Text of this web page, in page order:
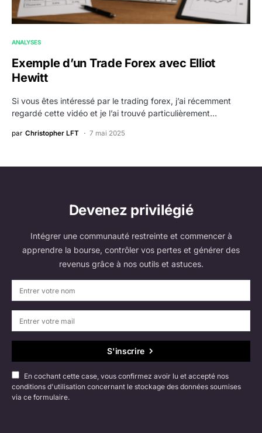
ANALYSES
Exemple d’un Trade Forex avec Elliot
Hewitt
Si vous êtes intéressé par le trading forex, j’ai récemment
regardé cette vidéo et je l’ai trouvé particulièrement…
par Christopher LFT 7 mai 2025
Devenez privilégié
Intégrer une communauté restreinte et commencer à
apprendre la bourse, contrôler vos pertes et générer des
revenus grâce à nos outils et astuces.
S'inscrire
En cochant cette case, vous confirmez avoir lu et accepté nos
conditions d'utilisation concernant le stockage des données soumises
via ce formulaire.